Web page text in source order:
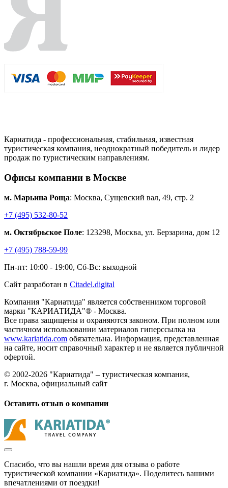
Кариатида - профессиональная, стабильная, известная
туристическая компания, неоднократный победитель и лидер
продаж по туристическим направлениям.
Офисы компании в Москве
м. Марьина Роща: Москва, Сущевский вал, 49, стр. 2
+7 (495) 532-80-52
м. Октябрьское Поле: 123298, Москва, ул. Берзарина, дом 12
+7 (495) 788-59-99
Пн-пт: 10:00 - 19:00, Сб-Вс: выходной
Сайт разработан в Citadel.digital
Компания "Кариатида" является собственником торговой
марки "КАРИАТИДА"® - Москва.
Все права защищены и охраняются законом. При полном или
частичном использовании материалов гиперссылка на
www.kariatida.com обязательна. Информация, представленная
на сайте, носит справочный характер и не является публичной
офертой.
© 2002-2026 "Кариатида" – туристическая компания,
г. Москва, официальный сайт
Оставить отзыв о компании
Спасибо, что вы нашли время для отзыва о работе
туристической компании «Кариатида». Поделитесь вашими
впечатлениями от поездки!